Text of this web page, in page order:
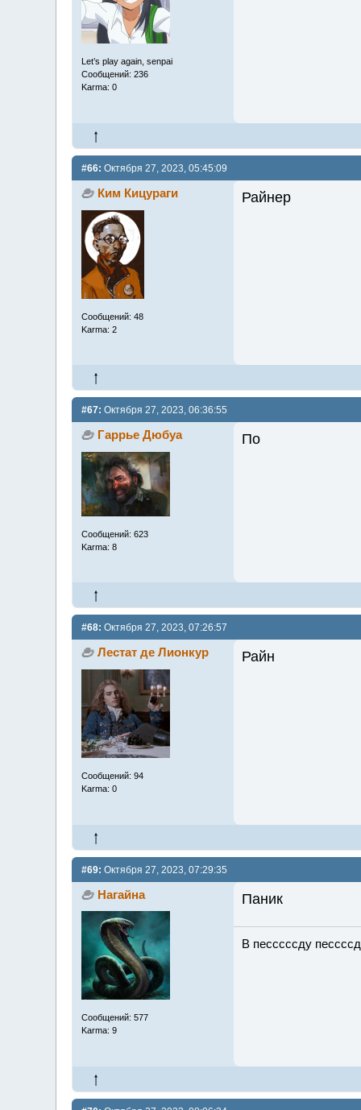
Let’s play again, senpai
Сообщений: 236
Karma: 0
#66: Октября 27, 2023, 05:45:09
Ким Кицураги
Сообщений: 48
Karma: 2
Райнер
#67: Октября 27, 2023, 06:36:55
Гаррье Дюбуа
Сообщений: 623
Karma: 8
По
#68: Октября 27, 2023, 07:26:57
Лестат де Лионкур
Сообщений: 94
Karma: 0
Райн
#69: Октября 27, 2023, 07:29:35
Нагайна
Сообщений: 577
Karma: 9
Паник
В песссссду